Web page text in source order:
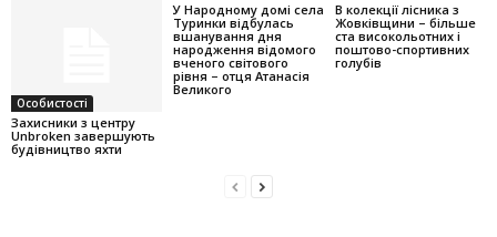
Особистості
Захисники з центру
Unbroken завершують
будівництво яхти
У Народному домі села
Туринки відбулась
вшанування дня
народження відомого
вченого світового
рівня – отця Атанасія
Великого
В колекції лісника з
Жовківщини – більше
ста високольотних і
поштово-спортивних
голубів